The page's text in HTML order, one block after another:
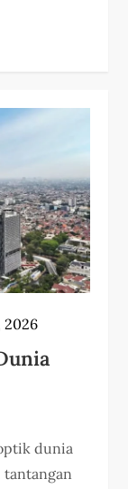
2026
dunia
tantangan